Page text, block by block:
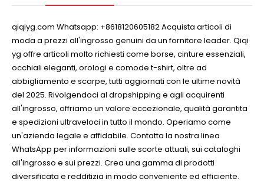
qiqiyg.com Whatsapp: +8618120605182 Acquista articoli di
moda a prezzi all'ingrosso genuini da un fornitore leader. Qiqi
yg offre articoli molto richiesti come borse, cinture essenziali,
occhiali eleganti, orologi e comode t-shirt, oltre ad
abbigliamento e scarpe, tutti aggiornati con le ultime novità
del 2025. Rivolgendoci al dropshipping e agli acquirenti
all'ingrosso, offriamo un valore eccezionale, qualità garantita
e spedizioni ultraveloci in tutto il mondo. Operiamo come
un'azienda legale e affidabile. Contatta la nostra linea
WhatsApp per informazioni sulle scorte attuali, sui cataloghi
all'ingrosso e sui prezzi. Crea una gamma di prodotti
diversificata e redditizia in modo conveniente ed efficiente.